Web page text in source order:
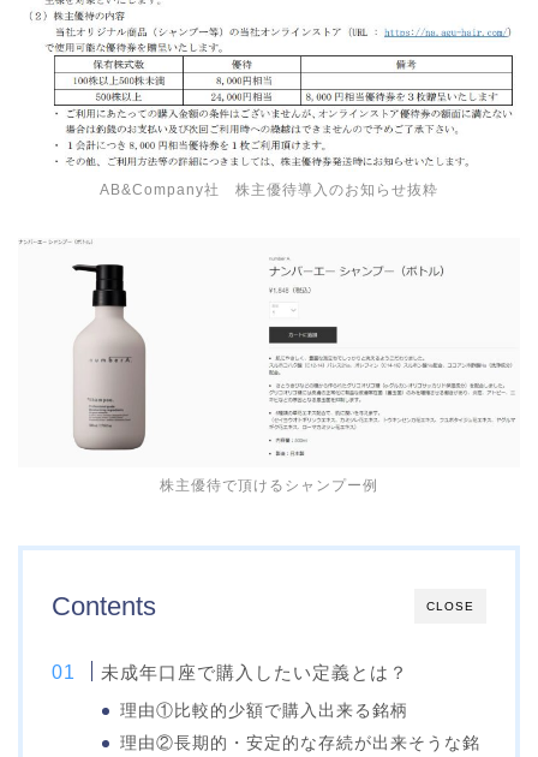
AB&Company社 株主優待導入のお知らせ抜粋
株主優待で頂けるシャンプー例
CLOSE
Contents
未成年口座で購入したい定義とは？
理由①比較的少額で購入出来る銘柄
理由②長期的・安定的な存続が出来そうな銘